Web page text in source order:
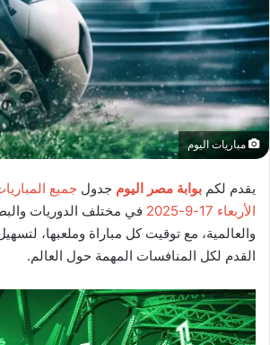
مباريات اليوم
يقدم لكم بوابة مصر اليوم جدول جميع
الأربعاء 17-9-2025
في مختلف الدوريات
والعالمية، مع توقيت كل مباراة وملعبها،
القدم لكل المنافسات المهمة حول العالم.